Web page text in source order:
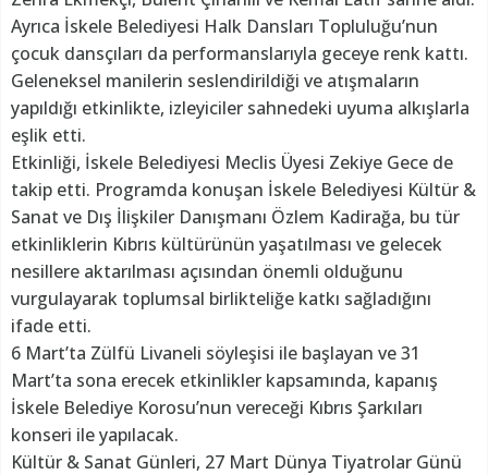
Ayrıca İskele Belediyesi Halk Dansları Topluluğu’nun
çocuk dansçıları da performanslarıyla geceye renk kattı.
Geleneksel manilerin seslendirildiği ve atışmaların
yapıldığı etkinlikte, izleyiciler sahnedeki uyuma alkışlarla
eşlik etti.
Etkinliği, İskele Belediyesi Meclis Üyesi Zekiye Gece de
takip etti. Programda konuşan İskele Belediyesi Kültür &
Sanat ve Dış İlişkiler Danışmanı Özlem Kadirağa, bu tür
etkinliklerin Kıbrıs kültürünün yaşatılması ve gelecek
nesillere aktarılması açısından önemli olduğunu
vurgulayarak toplumsal birlikteliğe katkı sağladığını
ifade etti.
6 Mart’ta Zülfü Livaneli söyleşisi ile başlayan ve 31
Mart’ta sona erecek etkinlikler kapsamında, kapanış
İskele Belediye Korosu’nun vereceği Kıbrıs Şarkıları
konseri ile yapılacak.
Kültür & Sanat Günleri, 27 Mart Dünya Tiyatrolar Günü